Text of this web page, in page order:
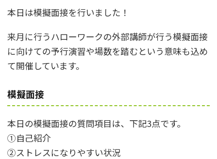
本日は模擬面接を行いました！
来月に行うハローワークの外部講師が行う模擬面接
に向けての予行演習や場数を踏むという意味も込め
て開催しています。
模擬面接
本日の模擬面接の質問項目は、下記3点です。
①自己紹介
②ストレスになりやすい状況